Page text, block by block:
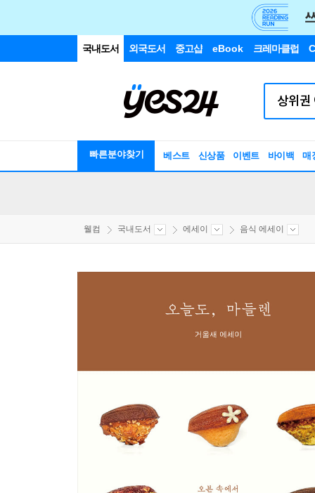
국내도서 외국도서 중고샵 eBook 크레마클럽
빠른분야찾기 베스트 신상품 이벤트 바이백 매
웰컴 국내도서 에세이 음식 에세이